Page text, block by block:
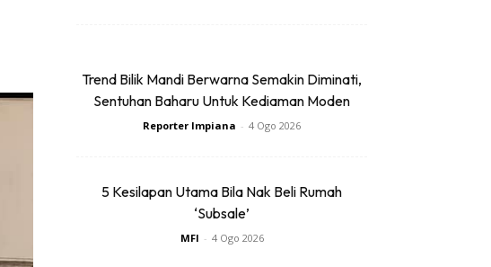
Trend Bilik Mandi Berwarna Semakin Diminati,
Sentuhan Baharu Untuk Kediaman Moden
Reporter Impiana - 4 Ogo 2026
5 Kesilapan Utama Bila Nak Beli Rumah
‘Subsale’
MFI - 4 Ogo 2026